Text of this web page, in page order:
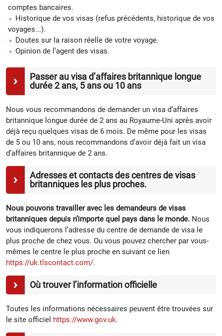
comptes bancaires.
Historique de vos visas (refus précédents, historique de vos
voyages...).
Doutes sur la raison réelle de votre voyage.
Opinion de l’agent des visas.
Passer au visa d’affaires britannique longue
durée 2 ans, 5 ans ou 10 ans
Nous vous recommandons de demander un visa d’affaires
britannique longue durée de 2 ans au Royaume-Uni après avoir
déjà reçu quelques visas de 6 mois. De même pour les visas
de 5 ou 10 ans, nous recommandons d’avoir déjà fait un visa
d’affaires britannique de 2 ans.
Adresses et contacts des centres de visas
britanniques les plus proches.
Nous pouvons travailler avec les demandeurs de visas
britanniques depuis n’importe quel pays dans le monde. Nous
vous indiquerons l’adresse du centre de demande de visa le
plus proche de chez vous. Ou vous pouvez chercher par vous-
mêmes le centre le plus proche en suivant ce lien
https://uk.tlscontact.com/.
Où trouver l’information officielle
Toutes les informations nécessaires peuvent être trouvées sur
le site officiel https://www.gov.uk.